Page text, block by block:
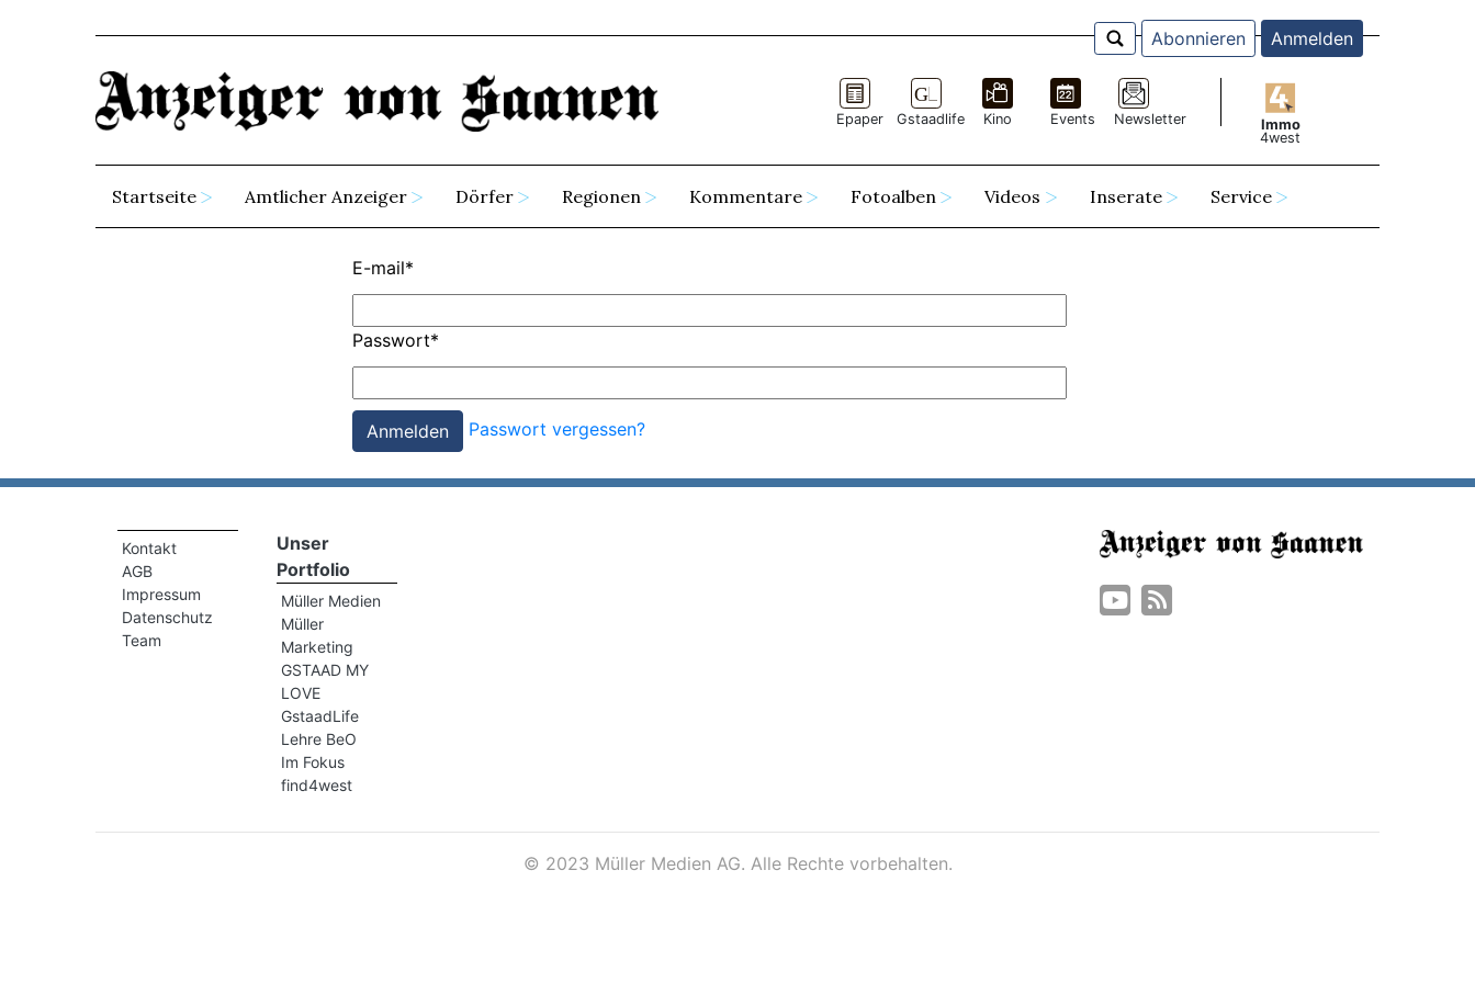
Abonnieren Anmelden
Epaper Gstaadlife Kino Events Newsletter
Immo
4west
Startseite Amtlicher Anzeiger Dörfer Regionen Kommentare Fotoalben Videos Inserate Service
E-mail*
Passwort*
Passwort vergessen?
Kontakt
AGB
Impressum
Datenschutz
Team
Unser
Portfolio
Müller Medien
Müller
Marketing
GSTAAD MY
LOVE
GstaadLife
Lehre BeO
Im Fokus
find4west
© 2023 Müller Medien AG. Alle Rechte vorbehalten.